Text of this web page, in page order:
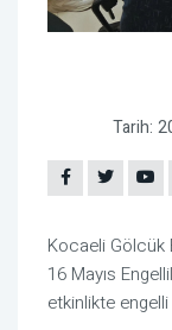
Tarih:
Kocaeli Gölcük
16 Mayıs
etkinlikte